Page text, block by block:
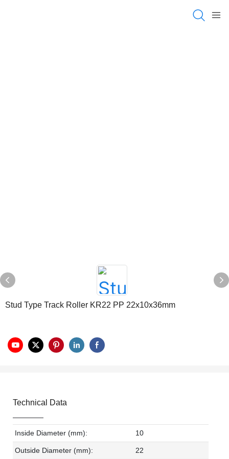
Stud Type Track Roller KR22 PP 22x10x36mm
Technical Data
Inside Diameter (mm): 10
Outside Diameter (mm): 22